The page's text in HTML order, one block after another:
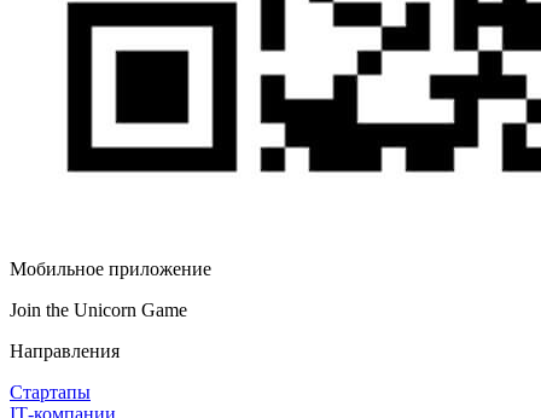
Мобильное приложение
Join the Unicorn Game
Направления
Стартапы
IT‑компании